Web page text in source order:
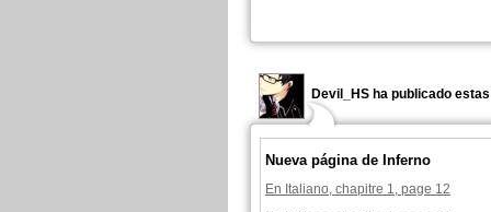
Devil_HS ha publicado
Nueva página de Inferno
En Italiano, chapitre 1, page 12